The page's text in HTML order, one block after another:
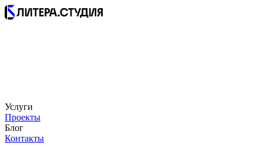
Услуги
Проекты
Блог
Контакты